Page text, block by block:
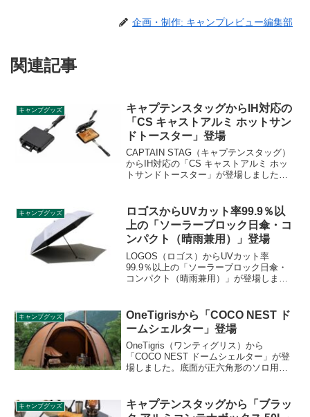
企画・制作: キャンプレビュー編集部
関連記事
キャンプグッズ
キャプテンスタッグからIH対応の
「CS キャストアルミ ホットサン
ドトースター」登場
CAPTAIN STAG（キャプテンスタッグ）
からIH対応の「CS キャストアルミ ホッ
トサンドトースター」が登場しました。
お手入れ簡単です。詳細をレビューしま
す。
キャンプグッズ
ロゴスからUVカット率99.9％以
上の「ソーラーブロック日傘・コ
ンパクト（晴雨兼用）」登場
LOGOS（ロゴス）からUVカット率
99.9％以上の「ソーラーブロック日傘・
コンパクト（晴雨兼用）」が登場しまし
し、UV-CUT率99.9％以上、遮光率
99.99％以上を実現した晴雨兼用傘です。
詳細をレビューします。
キャンプグッズ
OneTigrisから「COCO NEST ド
ームシェルター」登場
OneTigris（ワンティグリス）から
「COCO NEST ドームシェルター」が登
場しました。底面が正六角形のソロ用ド
イラインで補強すれば大雪の日でも安定
して使えます。詳細をレビューします。
キャンプグッズ
キャプテンスタッグから「ブラッ